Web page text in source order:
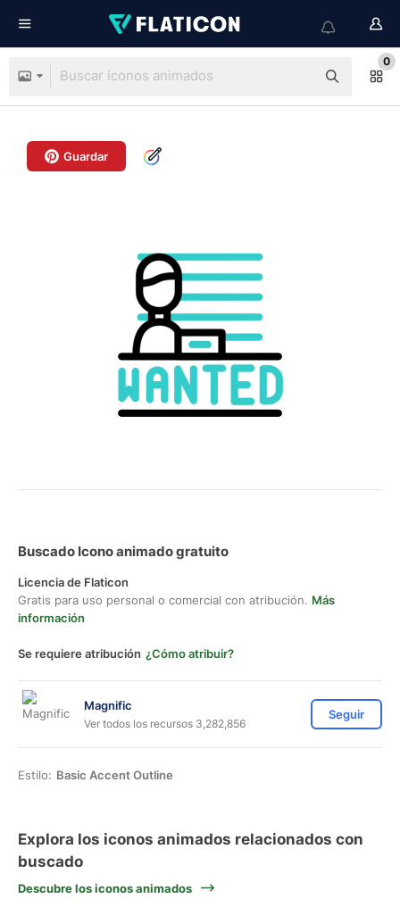
0
Guardar
Buscado Icono animado gratuito
Licencia de Flaticon
Gratis para uso personal o comercial con atribución. Más
información
Se requiere atribución ¿Cómo atribuir?
Magnific
Ver todos los recursos 3,282,856
Seguir
Estilo: Basic Accent Outline
Explora los iconos animados relacionados con
buscado
Descubre los iconos animados